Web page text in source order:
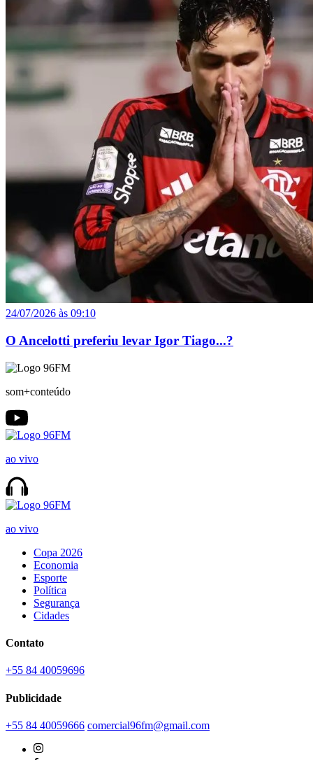
24/07/2026 às 09:10
O Ancelotti preferiu levar Igor Tiago...?
som+conteúdo
ao vivo
ao vivo
Copa 2026
Economia
Esporte
Política
Segurança
Cidades
Contato
+55 84 40059696
Publicidade
+55 84 40059666 comercial96fm@gmail.com